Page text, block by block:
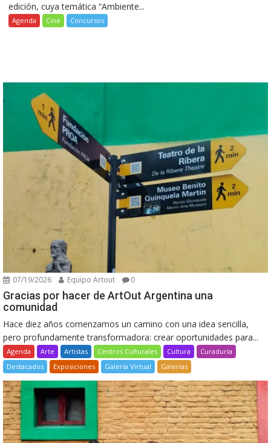
edición, cuya temática “Ambiente...
Agenda Cine Concursos
07/19/2026 Equipo Artout 0
Gracias por hacer de ArtOut Argentina una
comunidad
Hace diez años comenzamos un camino con una idea sencilla,
pero profundamente transformadora: crear oportunidades para...
Agenda Arte Artistas Centros Culturales Cultura
Curaduría
Destacados
Exposiciones Galería Virtual Galerías